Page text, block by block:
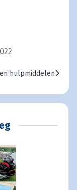
Accessoires en
hulpmiddelen